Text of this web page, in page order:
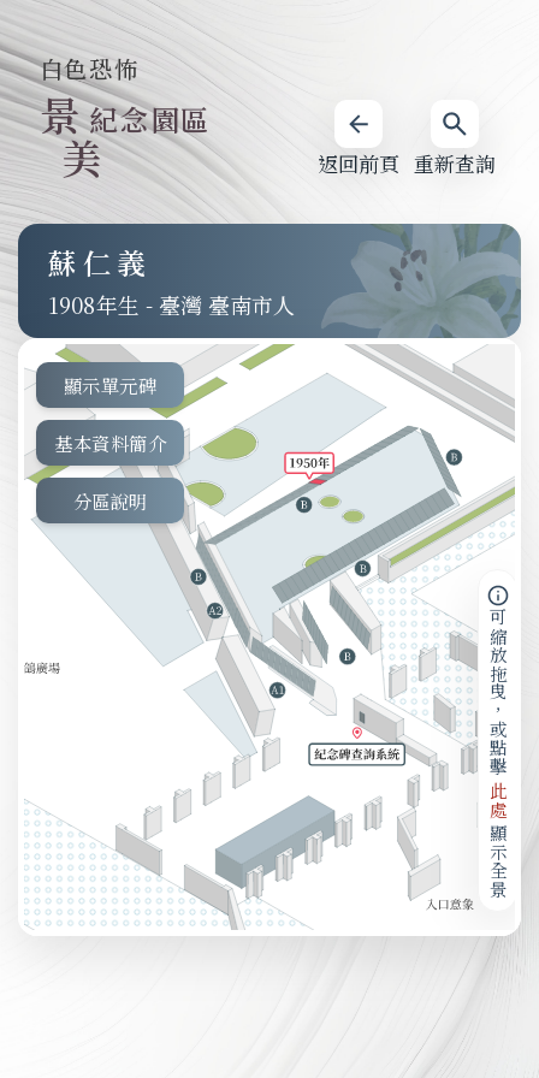
重新查詢
返回前頁
白色恐怖
景
美
紀念園區
蘇仁義
1908 - 臺灣 臺南市人
顯示單元碑
基本資料簡介
分區說明
可縮放拖曳，或點擊
此處
顯示全景